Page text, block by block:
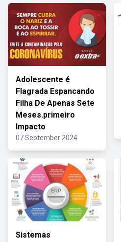
Adolescente é
Flagrada Espancando
Filha De Apenas Sete
Meses.primeiro
Impacto
07 September 2024
Sistemas